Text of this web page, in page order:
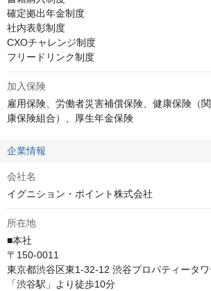
確定拠出年金制度
社内表彰制度
CXOチャレンジ制度
フリードリンク制度
加入保険
雇用保険、労働者災害補償保険、健康保険（
康保険組合）、厚生年金保険
企業情報
会社名
イグニション・ポイント株式会社
所在地
■本社
〒150-0011
東京都渋谷区東1-32-12 渋谷プロパティータ
「渋谷駅」より徒歩10分